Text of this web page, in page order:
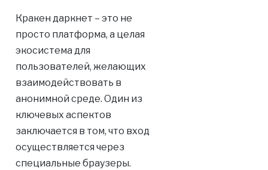
Кракен даркнет – это не
просто платформа, а целая
экосистема для
пользователей, желающих
взаимодействовать в
анонимной среде. Один из
ключевых аспектов
заключается в том, что вход
осуществляется через
специальные браузеры.